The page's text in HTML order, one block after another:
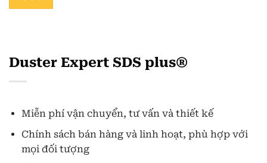
Duster Expert SDS plus®
Miễn phí vận chuyển, tư vấn và thiết kế
Chính sách bán hàng và linh hoạt, phù hợp với
mọi đối tượng